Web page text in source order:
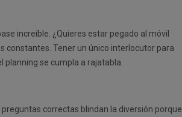
increíble. ¿Quieres estar pegado al móvil
constantes. Tener un único interlocutor para
planning se cumpla a rajatabla.
correctas blindan la diversión porque